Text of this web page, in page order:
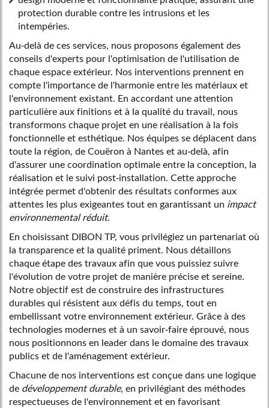
protection durable contre les intrusions et les
intempéries.
Au-delà de ces services, nous proposons également des
conseils d'experts pour l'optimisation de l'utilisation de
chaque espace extérieur. Nos interventions prennent en
compte l'importance de l'harmonie entre les matériaux et
l'environnement existant. En accordant une attention
particulière aux finitions et à la qualité du travail, nous
transformons chaque projet en une réalisation à la fois
fonctionnelle et esthétique. Nos équipes se déplacent dans
toute la région, de Couëron à Nantes et au-delà, afin
d'assurer une coordination optimale entre la conception, la
réalisation et le suivi post-installation. Cette approche
intégrée permet d'obtenir des résultats conformes aux
attentes les plus exigeantes tout en garantissant un impact
environnemental réduit.
En choisissant DIBON TP, vous privilégiez un partenariat où
la transparence et la qualité priment. Nous détaillons
chaque étape des travaux afin que vous puissiez suivre
l'évolution de votre projet de manière précise et sereine.
Notre objectif est de construire des infrastructures
durables qui résistent aux défis du temps, tout en
embellissant votre environnement extérieur. Grâce à des
technologies modernes et à un savoir-faire éprouvé, nous
nous positionnons en leader dans le domaine des travaux
publics et de l'aménagement extérieur.
Chacune de nos interventions est conçue dans une logique
de développement durable, en privilégiant des méthodes
respectueuses de l'environnement et en favorisant